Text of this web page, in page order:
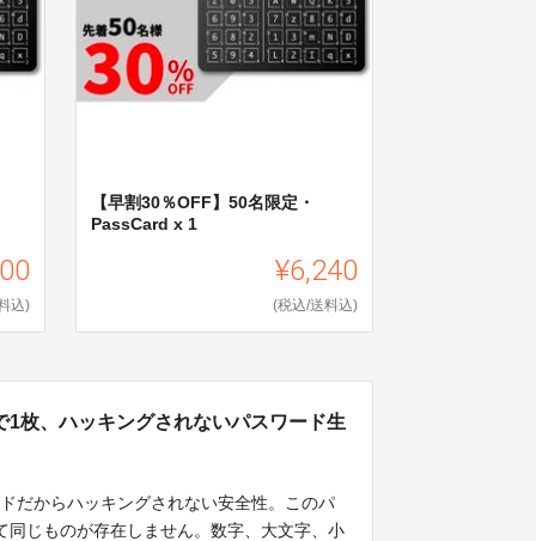
込)
【早割30％OFF】50名限定・
PassCard x 1
¥6,240
(税込/送料込)
枚、ハッキングされないパスワード生
だからハッキングされない安全性。このパ
じものが存在しません。数字、大文字、小